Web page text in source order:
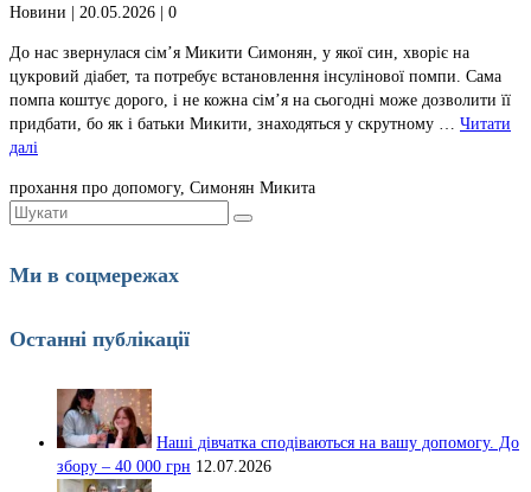
Новини | 20.05.2026 | 0
До нас звернулася сім’я Микити Симонян, у якої син, хворіє на
цукровий діабет, та потребує встановлення інсулінової помпи. Сама
помпа коштує дорого, і не кожна сім’я на сьогодні може дозволити її
придбати, бо як і батьки Микити, знаходяться у скрутному … Читати
далі
прохання про допомогу, Симонян Микита
Шукати:
Ми в соцмережах
Останні публікації
Наші дівчатка сподіваються на вашу допомогу. До
збору – 40 000 грн 12.07.2026